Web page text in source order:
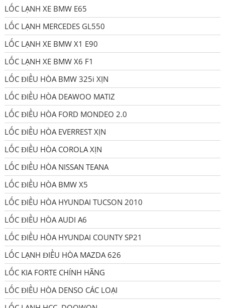
LỐC LẠNH XE BMW E65
LỐC LẠNH MERCEDES GL550
LỐC LẠNH XE BMW X1 E90
LỐC LẠNH XE BMW X6 F1
LỐC ĐIỀU HÒA BMW 325i XỊN
LỐC ĐIỀU HÒA DEAWOO MATIZ
LỐC ĐIỀU HÒA FORD MONDEO 2.0
LỐC ĐIỀU HÒA EVERREST XỊN
LỐC ĐIỀU HÒA COROLA XỊN
LỐC ĐIỀU HÒA NISSAN TEANA
LỐC ĐIỀU HÒA BMW X5
LỐC ĐIỀU HÒA HYUNDAI TUCSON 2010
LỐC ĐIỀU HÒA AUDI A6
LỐC ĐIỀU HÒA HYUNDAI COUNTY SP21
LỐC LẠNH ĐIỀU HÒA MAZDA 626
LỐC KIA FORTE CHÍNH HÃNG
LỐC ĐIỀU HÒA DENSO CÁC LOẠI